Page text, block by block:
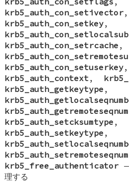
krb5_auth_con_setivector,
krb5_auth_con_setkey,
krb5_auth_con_setrcache ,
krb5_auth_con_setuserkey,
krb5_auth_context ,
krb5_auth_getkeytype ,
krb5_auth_setcksumtype ,
krb5_auth_setkeytype ,
krb5_free_authenticator
理する